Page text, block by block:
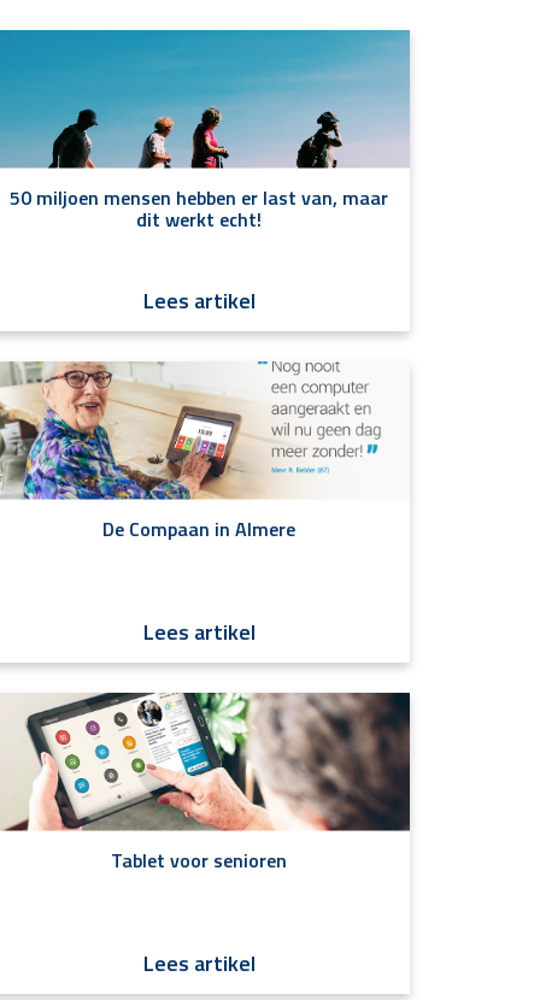
50 miljoen mensen hebben er last van, maar
dit werkt echt!
Lees artikel
De Compaan in Almere
Lees artikel
Tablet voor senioren
Lees artikel